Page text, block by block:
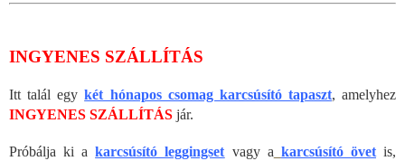
INGYENES SZÁLLÍTÁS
Itt talál egykét hónapos csomag karcsúsító tapaszt, amelyhez
INGYENES SZÁLLÍTÁS jár.
Próbálja ki akarcsúsító leggingset vagy a karcsúsító övetis,